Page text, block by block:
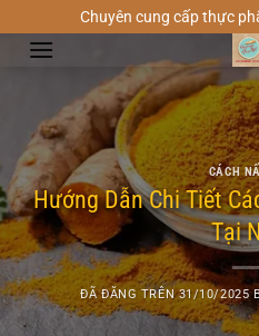
đến
Chuyên cung cấp thực
CÁCH
Hướng Dẫn Chi Tiết
Tại
ĐÃ ĐĂNG TRÊN31/10/2025